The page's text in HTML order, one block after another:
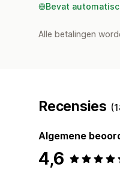
Bevat
Alle betalingen
Recensies
Algemene
4,6